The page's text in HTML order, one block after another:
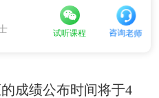
试听课程 咨询老师
成绩公布时间将于4